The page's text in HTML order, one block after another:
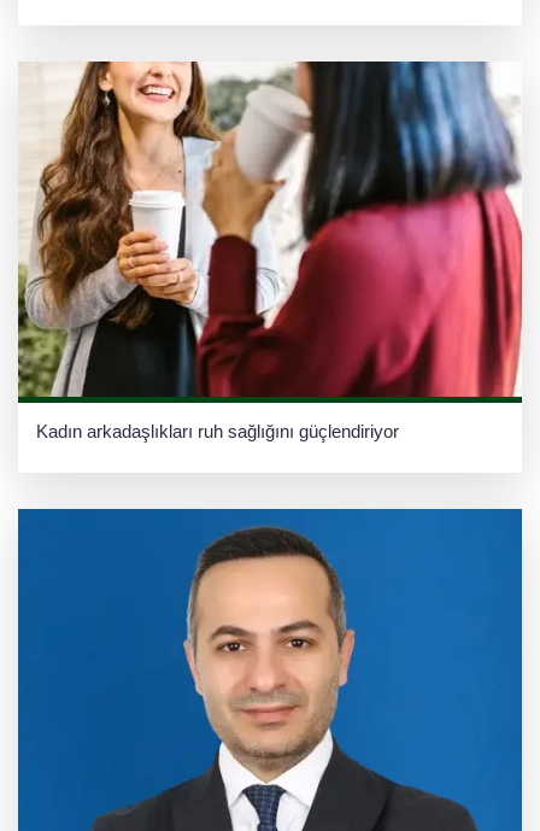
Kadın arkadaşlıkları ruh sağlığını güçlendiriyor